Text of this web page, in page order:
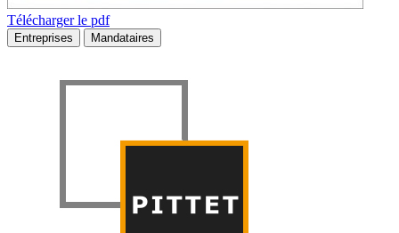
Télécharger le pdf
Entreprises Mandataires